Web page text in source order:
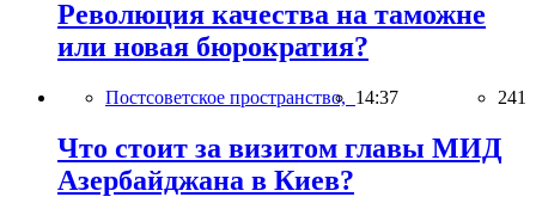
Революция качества на таможне
или новая бюрократия?
Постсоветское пространство, 14:37 241
Что стоит за визитом главы МИД
Азербайджана в Киев?